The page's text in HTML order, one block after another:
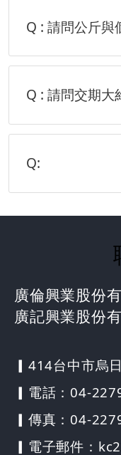
Q : 請問公斤與
Q : 請問交期大
Q:
廣倫興業股份
廣記興業股份
▎414台中市烏
▎電話： 04-
▎傳真：04-
▎電子郵件：